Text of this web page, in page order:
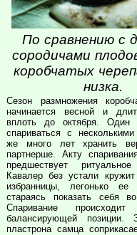
По сравнению с
сородичами
коробчатых
низка.
Сезон размножения
начинается весной и
вплоть до октября. Один
спариваться с
же много лет хранить
партнерше. Акту
предшествует ритуальное
Кавалер без устали
избранницы, легонько ее
стараясь показать себя
Спаривание
балансирующей позиции.
пластрона самца